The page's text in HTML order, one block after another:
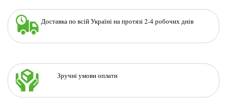
Доставка по всій Україні на протязі 2-4 робочих днів
Зручні умови оплати